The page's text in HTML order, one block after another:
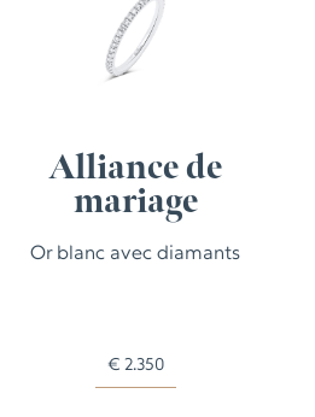
Alliance de
mariage
Or blanc avec diamants
€ 2.350